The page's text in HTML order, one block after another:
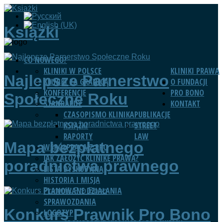
CO NOWEGO?
KLINIKI PRAWA
KLINIKI W POLSCE
KLINIKI ZA GRANICĄ
KONFERENCJE
STANDARDY
PUBLIKACJE
CZASOPISMO KLINIKA
KSIĄŻKI
RAPORTY
STREET
LAW
WSPÓŁPRACA Z RPO
JAK ZAŁOŻYĆ KLINIKĘ PRAWA?
LISTA DYSKUSYJNA
O FUNDACJI
HISTORIA I MISJA
PLANOWANE DZIAŁANIA
SPRAWOZDANIA
LOGOTYP
PRO BONO
KONTAKT
Książki
Najlepsze Parnerstwo
Społeczne Roku
Mapa bezpłatnego
poradnictwa prawnego
Konkurs Prawnik Pro Bono